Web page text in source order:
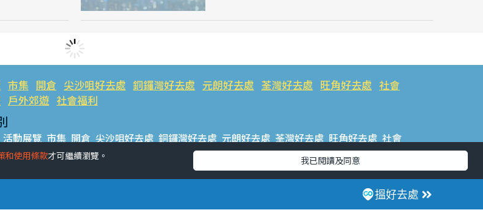
搵好去處
市集 開倉 尖沙咀好去處 銅鑼灣好去處 元朗好去處 荃灣好去處 旺角好去處 社會
戶外郊遊 社會福利
活動展覽 市集 開倉 尖沙咀好去處 銅鑼灣好去處 元朗好去處 荃灣好去處 旺角好去處 社會
戶外郊遊
#限時搶
和使用條款才可繼續瀏覽。 我已閱讀及同意